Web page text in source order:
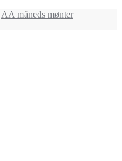
AA måneds mønter